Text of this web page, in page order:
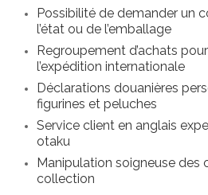
Possibilité de demander un
l’état ou de l’emballage
Regroupement d’achats
l’expédition internationale
Déclarations douanières
figurines et peluches
Service client en anglais
otaku
Manipulation soigneuse des
collection